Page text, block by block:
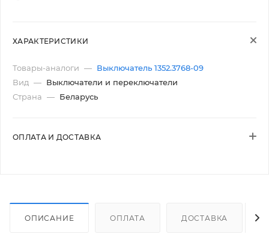
ХАРАКТЕРИСТИКИ
Товары-аналоги — Выключатель 1352.3768-09
Вид — Выключатели и переключатели
Страна — Беларусь
ОПЛАТА И ДОСТАВКА
ОПИСАНИЕ ОПЛАТА ДОСТАВКА